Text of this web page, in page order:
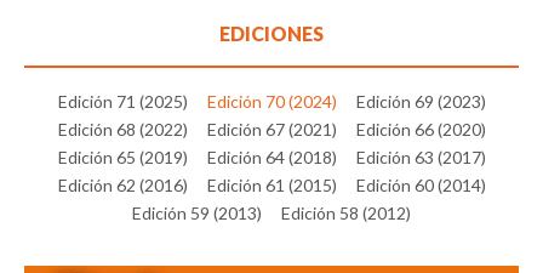
EDICIONES
Edición 71 (2025) Edición 70 (2024)
Edición 69 (2023)
Edición 68 (2022)
Edición 67 (2021)
Edición 66 (2020)
Edición 65 (2019)
Edición 64 (2018)
Edición 63 (2017)
Edición 62 (2016)
Edición 61 (2015)
Edición 60 (2014)
Edición 59 (2013)
Edición 58 (2012)